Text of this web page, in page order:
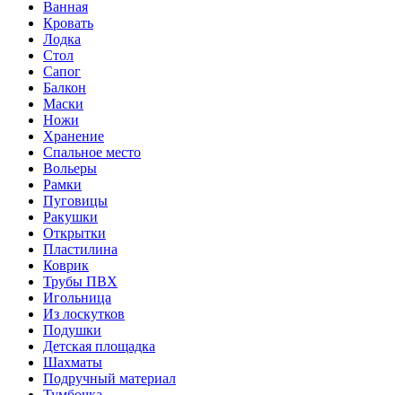
Ванная
Кровать
Лодка
Стол
Сапог
Балкон
Маски
Ножи
Хранение
Спальное место
Вольеры
Рамки
Пуговицы
Ракушки
Открытки
Пластилина
Коврик
Трубы ПВХ
Игольница
Из лоскутков
Подушки
Детская площадка
Шахматы
Подручный материал